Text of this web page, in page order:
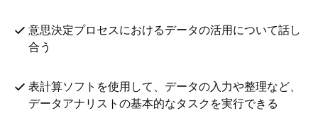
意思決定プロセスにおけるデータの活用について話し
合う
表計算ソフトを使用して、データの入力や整理など、
データアナリストの基本的なタスクを実行できる